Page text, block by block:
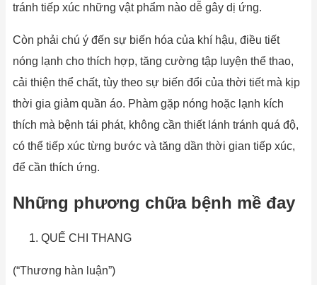
tránh tiếp xúc những vật phẩm nào dễ gây dị ứng.
Còn phải chú ý đến sự biến hóa của khí hậu, điều tiết
nóng lạnh cho thích hợp, tăng cường tập luyện thể thao,
cải thiện thể chất, tùy theo sự biến đổi của thời tiết mà kịp
thời gia giảm quần áo. Phàm gặp nóng hoặc lạnh kích
thích mà bệnh tái phát, không cần thiết lánh tránh quá độ,
có thể tiếp xúc từng bước và tăng dần thời gian tiếp xúc,
để cần thích ứng.
Những phương chữa bệnh mề đay
QUẾ CHI THANG
(“Thương hàn luận”)